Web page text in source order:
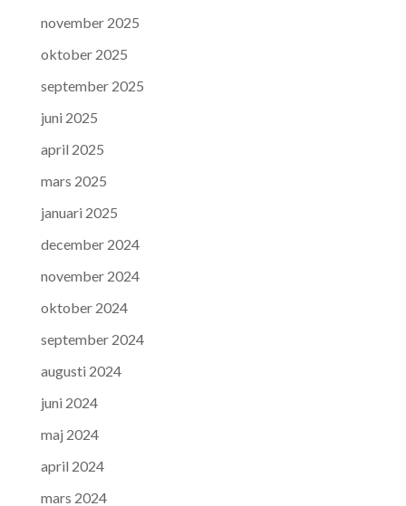
november 2025
oktober 2025
september 2025
juni 2025
april 2025
mars 2025
januari 2025
december 2024
november 2024
oktober 2024
september 2024
augusti 2024
juni 2024
maj 2024
april 2024
mars 2024